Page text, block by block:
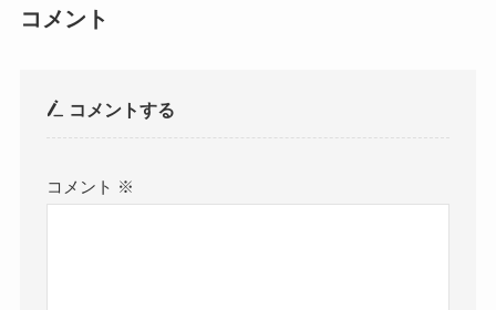
コメント
コメントする
コメント ※